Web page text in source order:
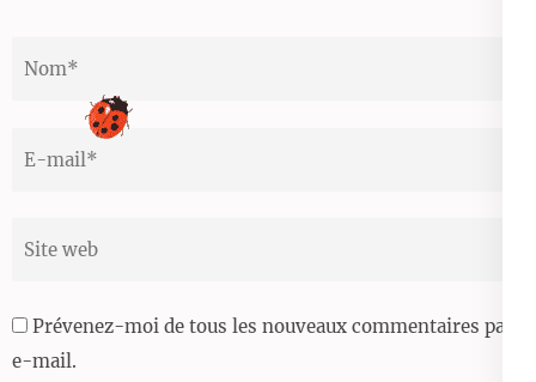
Prévenez-moi de tous les nouveaux commentaires par
e-mail.